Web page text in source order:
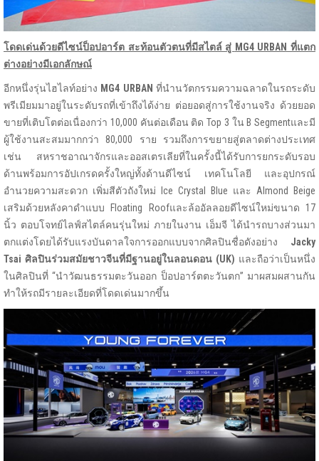
โดดเด่นด้วยดีไซน์ป็อปอาร์ต สะท้อนตัวตนที่มีสไตล์ สู่ MG4 URBAN ที่แตก
ต่างอย่างมีเอกลักษณ์
อีกหนึ่งรุ่นไฮไลท์อย่าง MG4 URBAN ที่นำนวัตกรรมความฉลาดในรถระดับ
พรีเมียมมาอยู่ในระดับรถที่เข้าถึงได้ง่าย ต่อยอดสู่การใช้งานจริง ด้วยยอด
ขายที่เติบโตต่อเนื่องกว่า 10,000 คันต่อเดือน ติด Top 3 ใน B Segmentและมี
ผู้ใช้งานสะสมมากกว่า 80,000 ราย รวมถึงการขยายสู่ตลาดต่างประเทศ
เช่น สหราชอาณาจักรและออสเตรเลียที่ในครั้งนี้ได้รับการยกระดับรอบ
ด้านพร้อมการอัปเกรดครั้งใหญ่ทั้งด้านดีไซน์ เทคโนโลยี และอุปกรณ์
อำนวยความสะดวก เพิ่มสีตัวถังใหม่ Ice Crystal Blue และ Almond Beige
เสริมด้วยหลังคาดำแบบ Floating Roofและล้ออัลลอยดีไซน์ใหม่ขนาด 17
นิ้ว ตอบโจทย์ไลฟ์สไตล์คนรุ่นใหม่ ภายในงาน เอ็มจี ได้นำรถบางส่วนมา
ตกแต่งโดยได้รับแรงบันดาลใจการออกแบบจากศิลปินชื่อดังอย่าง Jacky
Tsai ศิลปินร่วมสมัยชาวจีนที่มีฐานอยู่ในลอนดอน (UK) และถือว่าเป็นหนึ่ง
ในศิลปินที่ “นำวัฒนธรรมตะวันออก ป็อปอาร์ตตะวันตก” มาผสมผสานกัน
ทำให้รถมีรายละเอียดที่โดดเด่นมากขึ้น